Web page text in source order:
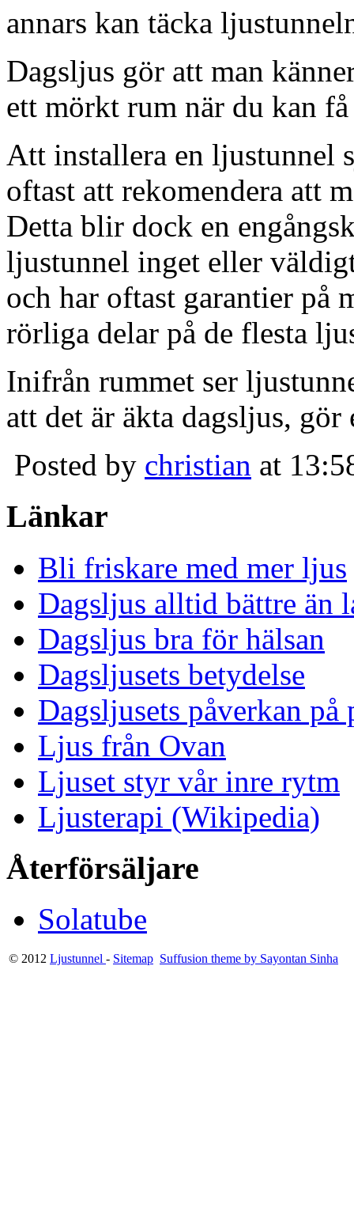
annars kan täcka
Dagsljus gör att man
ett mörkt rum när du kan
Att installera en ljustunnel
oftast att rekomendera att
Detta blir dock en
ljustunnel inget eller
och har oftast garantier på
rörliga delar på de flesta
Inifrån rummet ser
att det är äkta dagsljus,
Posted by christian at
Länkar
Bli friskare med mer ljus
Dagsljus alltid bättre än
Dagsljus bra för hälsan
Dagsljusets betydelse
Dagsljusets påverkan på
Ljus från Ovan
Ljuset styr vår inre rytm
Ljusterapi (Wikipedia)
Återförsäljare
Solatube
© 2012 Ljustunnel - Sitemap Suffusion theme by Sayontan Sinha